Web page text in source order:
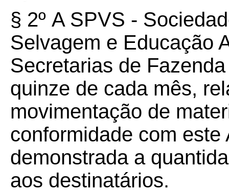
§ 2º A SPVS -
Selvagem e Educação
Secretarias de
quinze de cada mês,
movimentação de
conformidade com
demonstrada a
aos destinatários.